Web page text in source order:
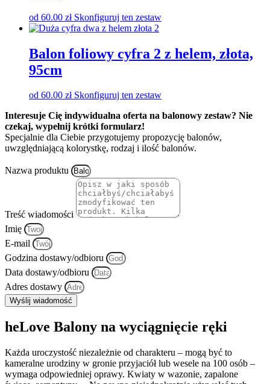
od 60.00 zł Skonfiguruj ten zestaw
Balon foliowy cyfra 2 z helem, złota,
95cm
od 60.00 zł Skonfiguruj ten zestaw
Interesuje Cię indywidualna oferta na balonowy zestaw? Nie
czekaj, wypełnij krótki formularz!
Specjalnie dla Ciebie przygotujemy propozycję balonów,
uwzględniającą kolorystkę, rodzaj i ilość balonów.
Nazwa produktu
Treść wiadomości
Imię
E-mail
Godzina dostawy/odbioru
Data dostawy/odbioru
Adres dostawy
Wyślij wiadomość
heLove Balony na wyciągnięcie ręki
Każda uroczystość niezależnie od charakteru – mogą być to
kameralne urodziny w gronie przyjaciół lub wesele na 100 osób –
wymaga odpowiedniej oprawy. Kwiaty w wazonie, zapalone